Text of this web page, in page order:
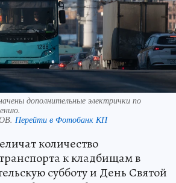
дополнительные электрички по
Перейти в Фотобанк КП
количество
к кладбищам в
субботу и День Святой